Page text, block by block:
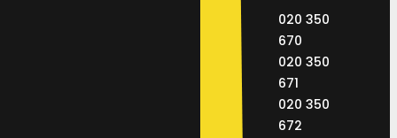
020 350
670
020 350
671
020 350
672